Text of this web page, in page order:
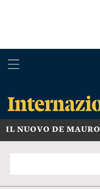
IL NUOVO DE MAURO